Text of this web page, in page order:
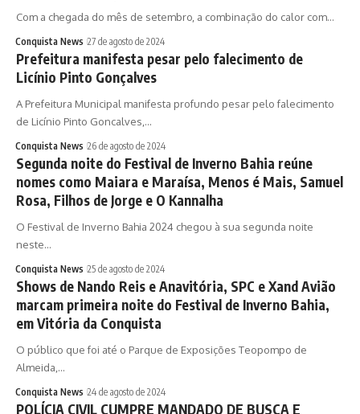
Com a chegada do mês de setembro, a combinação do calor com…
Conquista News 27 de agosto de 2024
Prefeitura manifesta pesar pelo falecimento de
Licínio Pinto Gonçalves
A Prefeitura Municipal manifesta profundo pesar pelo falecimento
de Licínio Pinto Goncalves,…
Conquista News 26 de agosto de 2024
Segunda noite do Festival de Inverno Bahia reúne
nomes como Maiara e Maraísa, Menos é Mais, Samuel
Rosa, Filhos de Jorge e O Kannalha
O Festival de Inverno Bahia 2024 chegou à sua segunda noite
neste…
Conquista News 25 de agosto de 2024
Shows de Nando Reis e Anavitória, SPC e Xand Avião
marcam primeira noite do Festival de Inverno Bahia,
em Vitória da Conquista
O público que foi até o Parque de Exposições Teopompo de
Almeida,…
Conquista News 24 de agosto de 2024
POLÍCIA CIVIL CUMPRE MANDADO DE BUSCA E